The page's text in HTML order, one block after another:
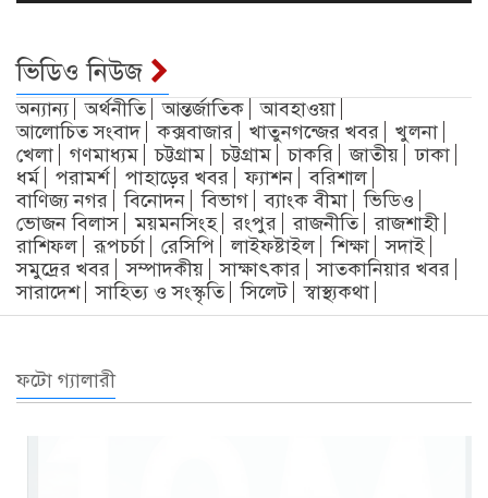
ভিডিও নিউজ
অন্যান্য অর্থনীতি আন্তর্জাতিক
আবহাওয়া
আলোচিত সংবাদ
কক্সবাজার খাতুনগন্জের খবর
খুলনা
খেলা
গণমাধ্যম চট্টগ্রাম চট্টগ্রাম চাকরি জাতীয়
ঢাকা
ধর্ম
পরামর্শ পাহাড়ের খবর ফ্যাশন
বরিশাল
বাণিজ্য নগর
বিনোদন বিভাগ ব্যাংক বীমা
ভিডিও
ভোজন বিলাস
ময়মনসিংহ রংপুর রাজনীতি
রাজশাহী
রাশিফল
রূপচর্চা রেসিপি লাইফষ্টাইল শিক্ষা
সদাই
সমুদ্রের খবর
সম্পাদকীয় সাক্ষাৎকার
সাতকানিয়ার খবর
সারাদেশ
সাহিত্য ও সংস্কৃতি সিলেট স্বাস্থ্যকথা
ফটো গ্যালারী